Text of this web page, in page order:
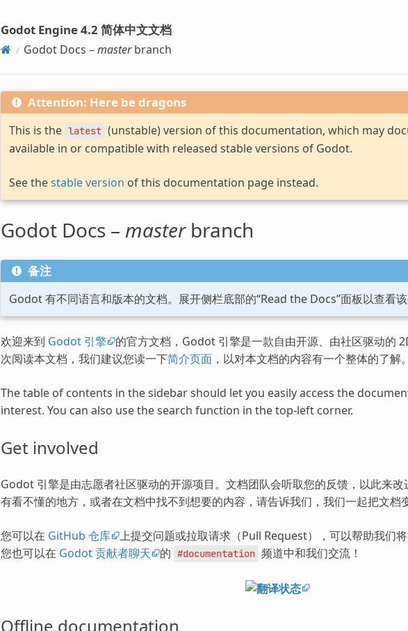
Godot Engine 4.2 简体中文文档
Godot Docs –masterbranch
Attention: Here be dragons
This is the latest (unstable) version of this documentation, which may
available in or compatible with released stable versions of Godot.
See thestable version of this documentation page instead.
Godot Docs – masterbranch
备注
Godot 有不同语言和版本的文档。展开侧栏底部的“Read the Docs”面板以查看该
欢迎来到 Godot 引擎 的官方文档，Godot 引擎是一款自由开源、由社区驱动的
次阅读本文档，我们建议您读一下简介页面，以对本文档的内容有一个整体的了解。
The table of contents in the sidebar should let you easily access the
interest. You can also use the search function in the top-left corner.
Get involved
Godot 引擎是由志愿者社区驱动的开源项目。文档团队会听取您的反馈，以此来
有看不懂的地方，或者在文档中找不到想要的内容，请告诉我们，我们一起把文档
您可以在 GitHub 仓库 上提交问题或拉取请求（Pull Request），可以帮助我们将
您也可以在 Godot 贡献者聊天 的 #documentation 频道中和我们交流！
Offline documentation